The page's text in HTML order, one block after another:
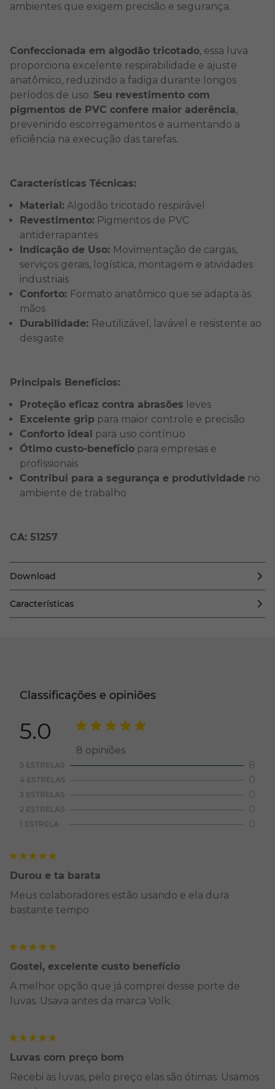
ambientes que exigem precisão e segurança.
Confeccionada em algodão tricotado, essa luva
proporciona excelente respirabilidade e ajuste
anatômico, reduzindo a fadiga durante longos
períodos de uso. Seu revestimento com
pigmentos de PVC confere maior aderência,
prevenindo escorregamentos e aumentando a
eficiência na execução das tarefas.
Características Técnicas:
Material: Algodão tricotado respirável
Revestimento: Pigmentos de PVC
antiderrapantes
Indicação de Uso: Movimentação de cargas,
serviços gerais, logística, montagem e atividades
industriais
Conforto: Formato anatômico que se adapta às
mãos
Durabilidade: Reutilizável, lavável e resistente ao
desgaste
Principais Benefícios:
Proteção eficaz contra abrasões leves
Excelente grip para maior controle e precisão
Conforto ideal para uso contínuo
Ótimo custo-benefício para empresas e
profissionais
Contribui para a segurança e produtividade no
ambiente de trabalho
CA: 51257
Download
Características
Classificações e opiniões
5.0
8 opiniões
5 ESTRELAS 8
4 ESTRELAS 0
3 ESTRELAS 0
2 ESTRELAS 0
1 ESTRELA 0
Durou e ta barata
Meus colaboradores estão usando e ela dura
bastante tempo
Gostei, excelente custo benefício
A melhor opção que já comprei desse porte de
luvas. Usava antes da marca Volk.
Luvas com preço bom
Recebi as luvas, pelo preço elas são ótimas. Usamos